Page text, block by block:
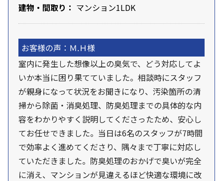
建物・間取り： マンション1LDK
お客様の声：Ｍ.Ｈ様
室内に発生した想像以上の臭気で、どう対応してよ
いか本当に困り果てていました。相談時にスタッフ
が親身になって状況をお聞きになり、汚染箇所の清
掃から除菌・消臭処理、防臭処理までの具体的な内
容をわかりやすく説明してくださったため、安心し
てお任せできました。当日は6名のスタッフが7時間
で効率よく進めてくださり、隅々まで丁寧に対応し
ていただきました。防臭処理のおかげで臭いが完全
に消え、マンションが見違えるほど快適な環境に改